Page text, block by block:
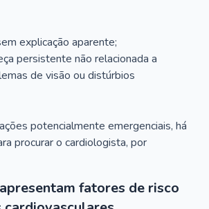
explicação aparente;
persistente não relacionada a
de visão ou distúrbios
potencialmente emergenciais, há
procurar o cardiologista, por
fatores de risco